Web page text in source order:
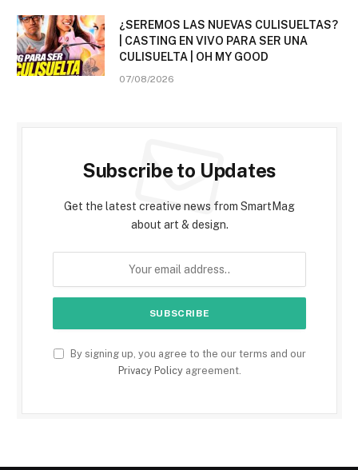
¿SEREMOS LAS NUEVAS CULISUELTAS?
| CASTING EN VIVO PARA SER UNA
CULISUELTA | OH MY GOOD
07/08/2026
Subscribe to Updates
Get the latest creative news from SmartMag
about art & design.
By signing up, you agree to the our terms and our
Privacy Policyagreement.